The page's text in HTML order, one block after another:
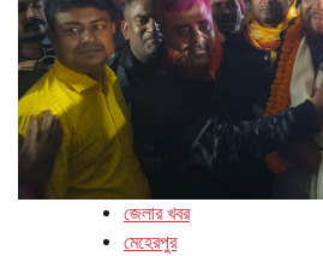
জেলার খবর
মেহেরপুর